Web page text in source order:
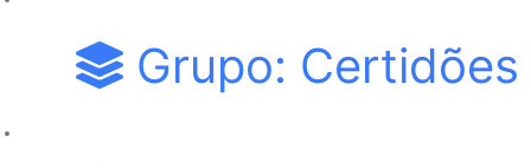
Grupo: Certidões